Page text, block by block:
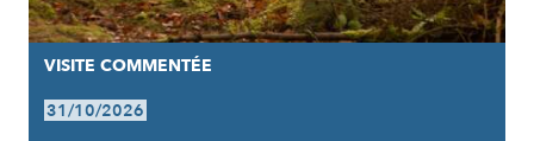
VISITE COMMENTÉE
31/10/2026